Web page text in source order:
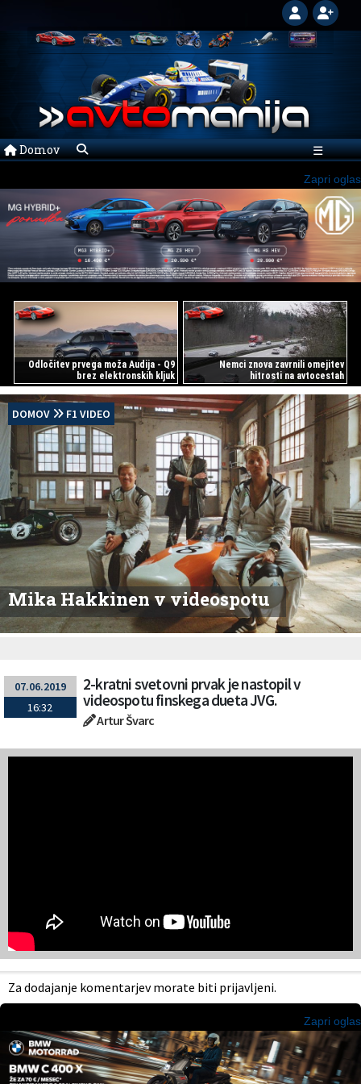
Domov ☰
Zapri oglas
Odločitev prvega moža Audija - Q9
brez elektronskih kljuk
Nemci znova zavrnili omejitev
hitrosti na avtocestah
DOMOV F1 VIDEO
Mika Hakkinen v videospotu
07.06.2019
16:32
2-kratni svetovni prvak je nastopil v
videospotu finskega dueta JVG.
Artur Švarc
Za dodajanje komentarjev morate biti prijavljeni.
Zapri oglas